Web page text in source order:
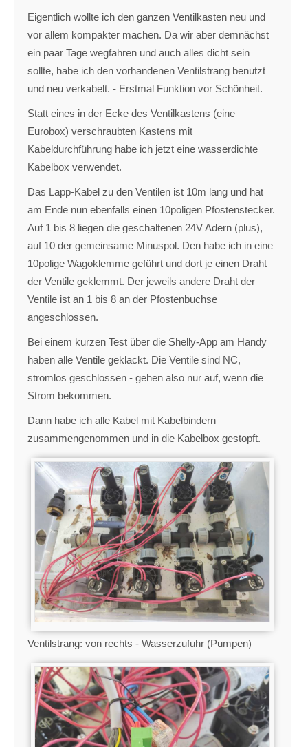
Eigentlich wollte ich den ganzen Ventilkasten neu und
vor allem kompakter machen. Da wir aber demnächst
ein paar Tage wegfahren und auch alles dicht sein
sollte, habe ich den vorhandenen Ventilstrang benutzt
und neu verkabelt. - Erstmal Funktion vor Schönheit.
Statt eines in der Ecke des Ventilkastens (eine
Eurobox) verschraubten Kastens mit
Kabeldurchführung habe ich jetzt eine wasserdichte
Kabelbox verwendet.
Das Lapp-Kabel zu den Ventilen ist 10m lang und hat
am Ende nun ebenfalls einen 10poligen Pfostenstecker.
Auf 1 bis 8 liegen die geschaltenen 24V Adern (plus),
auf 10 der gemeinsame Minuspol. Den habe ich in eine
10polige Wagoklemme geführt und dort je einen Draht
der Ventile geklemmt. Der jeweils andere Draht der
Ventile ist an 1 bis 8 an der Pfostenbuchse
angeschlossen.
Bei einem kurzen Test über die Shelly-App am Handy
haben alle Ventile geklackt. Die Ventile sind NC,
stromlos geschlossen - gehen also nur auf, wenn die
Strom bekommen.
Dann habe ich alle Kabel mit Kabelbindern
zusammengenommen und in die Kabelbox gestopft.
Ventilstrang: von rechts - Wasserzufuhr (Pumpen)